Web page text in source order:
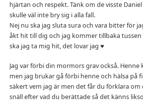
hjärtan och respekt. Tänk om de visste
skulle väl inte bry sig i alla fall.
Nej nu ska jag sluta sura och vara bitter för
åkt hit till dig och jag kommer tillbaka tussen
ska jag ta mig hit, det lovar jag ♥
Jag var förbi din mormors grav också.
men jag brukar gå förbi henne och hälsa på
säkert vem jag är men det får du förklara om
snäll efter vad du berättade så det känns